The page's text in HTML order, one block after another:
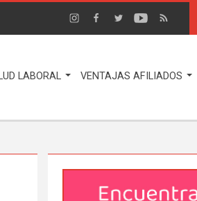
LABORAL VENTAJAS AFILIADOS